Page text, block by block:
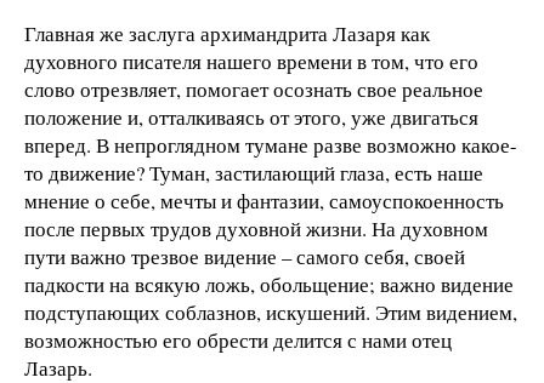
Главная же заслуга архимандрита Лазаря как
духовного писателя нашего времени в том, что его
слово отрезвляет, помогает осознать свое реальное
положение и, отталкиваясь от этого, уже двигаться
вперед. В непроглядном тумане разве возможно какое-
то движение? Туман, застилающий глаза, есть наше
мнение о себе, мечты и фантазии, самоуспокоенность
после первых трудов духовной жизни. На духовном
пути важно трезвое видение – самого себя, своей
падкости на всякую ложь, обольщение; важно видение
подступающих соблазнов, искушений. Этим видением,
возможностью его обрести делится с нами отец
Лазарь.